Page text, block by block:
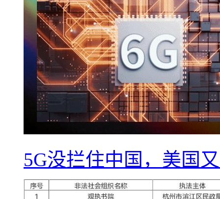
5G没拦住中国，美国